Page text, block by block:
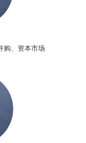
购、资本市场